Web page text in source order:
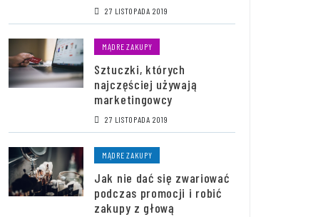
27 LISTOPADA 2019
MĄDRE ZAKUPY
Sztuczki, których
najczęściej używają
marketingowcy
27 LISTOPADA 2019
MĄDRE ZAKUPY
Jak nie dać się zwariować
podczas promocji i robić
zakupy z głową